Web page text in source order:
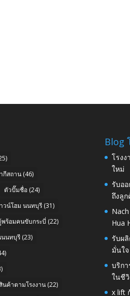
กีสถาน (46)
ตัวปั๊มชื่อ (24)
วน์โฮม นนทบุรี (31)
พร้อมคนขับกระบี่ (22)
นทบุรี (23)
นค้าตามโรงงาน (22)
Blog
โรง
ใหม่
รับอ
ถึงลูก
Hua
รับผ
มั่นใจ
บริก
ในชี
x lift